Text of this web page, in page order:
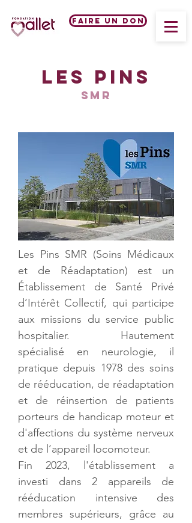
Faire un don
Les Pins
SMR
Les Pins SMR (Soins Médicaux
et de Réadaptation) est un
Établissement de Santé Privé
d’Intérêt Collectif, qui participe
aux missions du service public
hospitalier. Hautement
spécialisé en neurologie, il
pratique depuis 1978 des soins
de rééducation, de réadaptation
et de réinsertion de patients
porteurs de handicap moteur et
d'affections du système nerveux
et de l’appareil locomoteur.
Fin 2023, l'établissement a
investi dans 2 appareils de
rééducation intensive des
membres supérieurs, grâce au